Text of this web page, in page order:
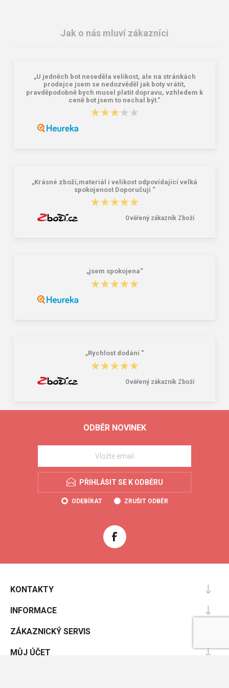
Granite 5 21747-19 Sluneční brýle
Bagmaster SÁČEK PRIM 22 A školní
Jak o nás mluví zákazníci
„U jedněch bot neseděla velikost, ale na stránkách
prodejce jsem se nedozvěděl jak boty vrátit,
pravděpodobně bych musel platit dopravu, vzhledem k
ceně bot jsem to nechal být.“
★★★★★
★★★★★
„Krásné zboží,materiál i velikost odpovídající velká
spokojenost Doporučuji “
★★★★★
★★★★★
Ověřený zákazník Zboží
„jsem spokojena“
★★★★★
★★★★★
„Rychlost dodání “
★★★★★
★★★★★
Ověřený zákazník Zboží
ODBĚR NOVINEK
PŘIHLÁSIT SE K ODBĚRU
ODEBÍRAT ZRUŠIT ODBĚR
KONTAKTY
INFORMACE
ZÁKAZNICKÝ SERVIS
MŮJ ÚČET